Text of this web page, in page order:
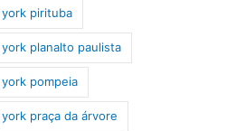
pirituba
planalto paulista
pompeia
praça da árvore